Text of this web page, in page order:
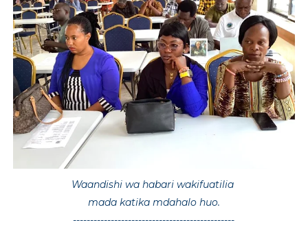
Waandishi wa habari wakifuatilia
mada katika mdahalo huo.
-----------------------------------------------